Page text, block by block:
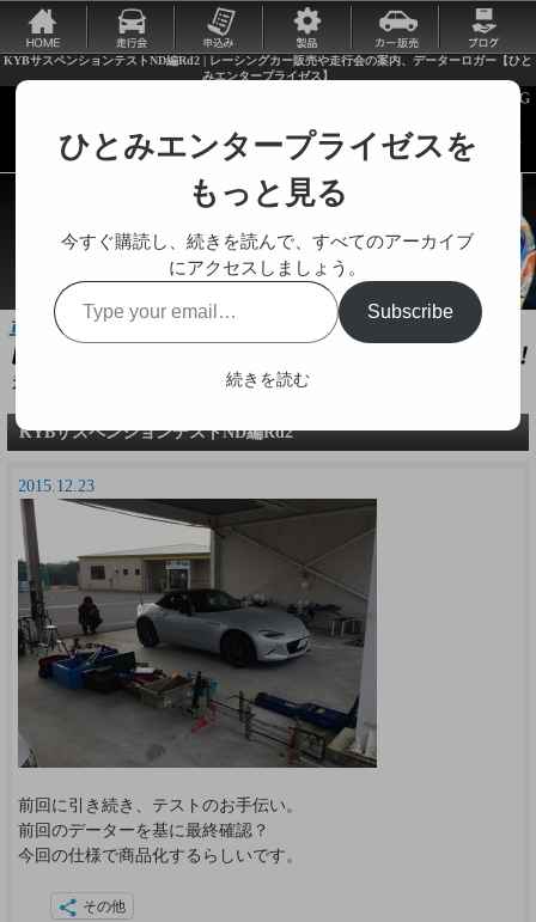
KYBサスペンションテストND編Rd2 | レーシングカー販売や走行会の案内、データーロガー【ひと
みエンタープライゼス】
走行会やレーシングカーに関する様々な情報をお届けします。
KYBサスペンションテストND編Rd2
2015.12.23
前回に引き続き、テストのお手伝い。
前回のデーターを基に最終確認？
今回の仕様で商品化するらしいです。
その他
ひとみエンタープライゼスを
もっと見る
今すぐ購読し、続きを読んで、すべてのアーカイブ
にアクセスしましょう。
Type
your
email…
Subscribe
続きを読む